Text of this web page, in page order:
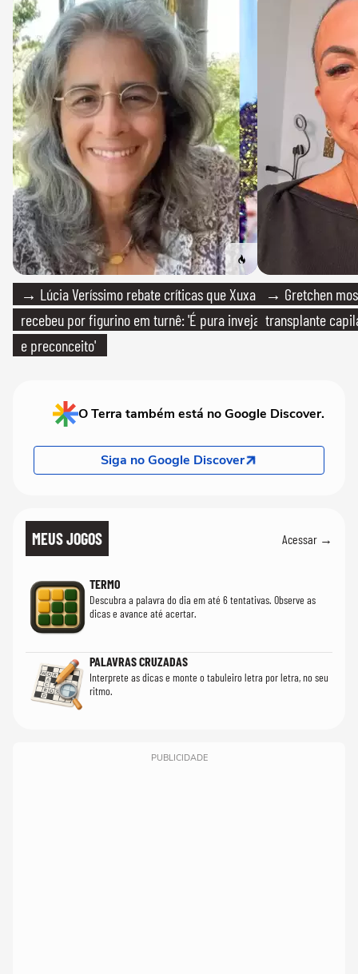
→ Lúcia Veríssimo rebate críticas que Xuxa
recebeu por figurino em turnê: 'É pura inveja
e preconceito'
→ Gretchen
transplante
O Terra também está no Google Discover.
Siga no Google Discover
MEUS JOGOS Acessar →
TERMO
Descubra a palavra do dia em até 6 tentativas. Observe as
dicas e avance até acertar.
PALAVRAS CRUZADAS
Interprete as dicas e monte o tabuleiro letra por letra, no seu
ritmo.
PUBLICIDADE